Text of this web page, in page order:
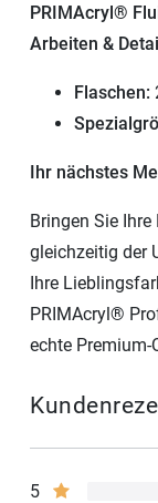
PRIMAcryl®
Arbeiten &
Flaschen:
Ihr nächstes
Bringen Sie
gleichzeitig der
Ihre
PRIMAcryl®
echte
5